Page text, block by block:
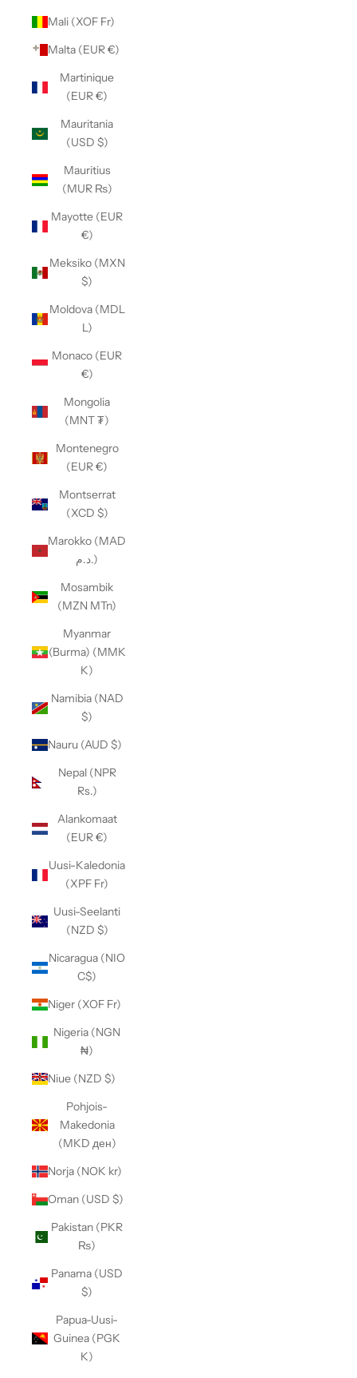
Mali (XOF Fr)
Malta (EUR €)
Martinique
(EUR €)
Mauritania
(USD $)
Mauritius
(MUR ₨)
Mayotte (EUR
€)
Meksiko (MXN
$)
Moldova (MDL
L)
Monaco (EUR
€)
Mongolia
(MNT ₮)
Montenegro
(EUR €)
Montserrat
(XCD $)
Marokko (MAD
د.م.)
Mosambik
(MZN MTn)
Myanmar
(Burma) (MMK
K)
Namibia (NAD
$)
Nauru (AUD $)
Nepal (NPR
Rs.)
Alankomaat
(EUR €)
Uusi-Kaledonia
(XPF Fr)
Uusi-Seelanti
(NZD $)
Nicaragua (NIO
C$)
Niger (XOF Fr)
Nigeria (NGN
₦)
Niue (NZD $)
Pohjois-
Makedonia
(MKD ден)
Norja (NOK kr)
Oman (USD $)
Pakistan (PKR
₨)
Panama (USD
$)
Papua-Uusi-
Guinea (PGK
K)